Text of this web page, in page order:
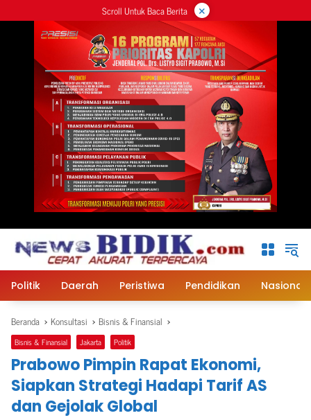
ke
Scroll Untuk Baca Berita ×
Politik Daerah Peristiwa Pendidikan Nasional
Beranda Konsultasi Bisnis & Finansial
Bisnis & Finansial Jakarta Politik
Prabowo Pimpin Rapat Ekonomi,
Siapkan Strategi Hadapi Tarif AS
dan Gejolak Global